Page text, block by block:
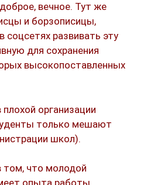
вечное. Тут же
и борзописицы,
соцсетях развивать эту
для сохранения
высокопоставленных
организации
только мешают
школ).
том, что молодой